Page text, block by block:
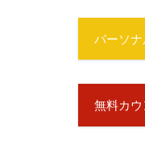
パーソ
無料カ